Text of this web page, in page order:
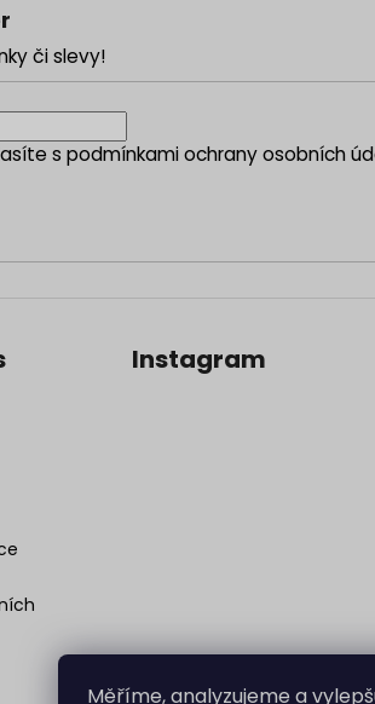
Měříme, analyzujeme a
či slevy!
s podmínkami ochrany osobních
Instagram